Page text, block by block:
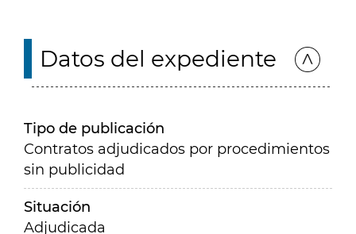
Datos del expediente
Tipo de publicación
Contratos adjudicados por procedimientos
sin publicidad
Situación
Adjudicada